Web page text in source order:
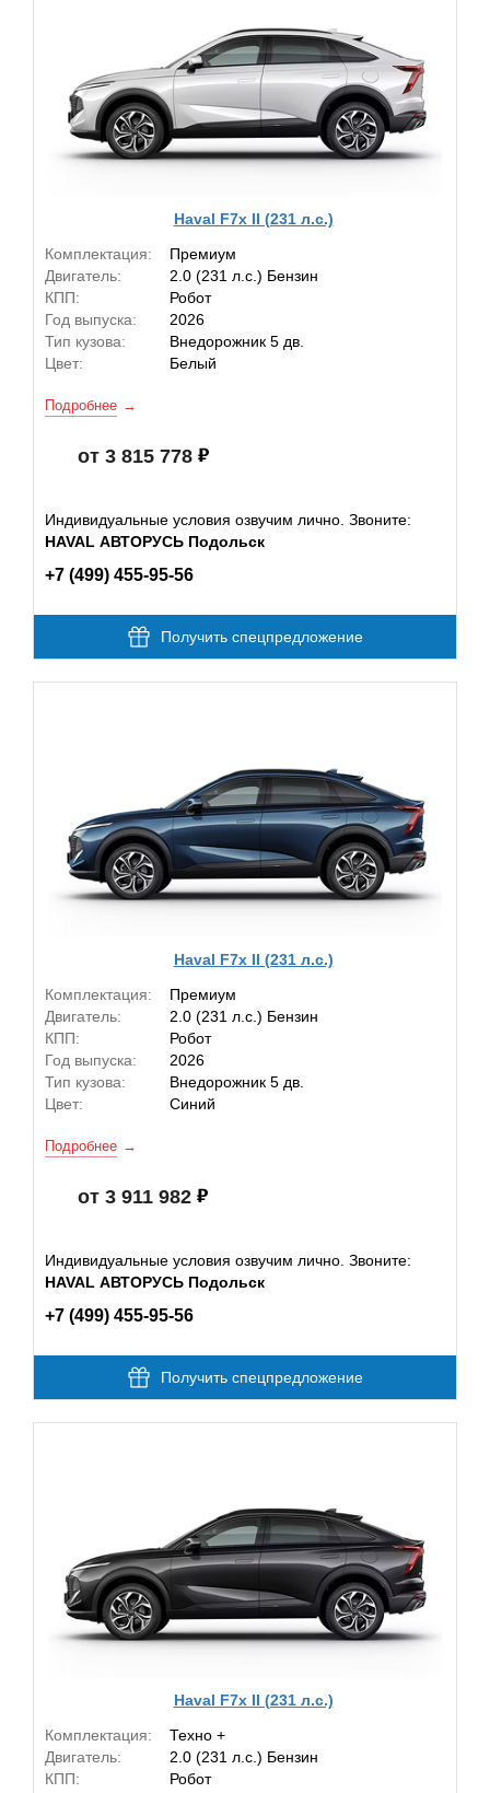
Haval F7x II (231 л.с.)
Комплектация:
Премиум
Двигатель:
2.0 (231 л.с.) Бензин
КПП:
Робот
Год выпуска:
2026
Тип кузова:
Внедорожник 5 дв.
Цвет:
Белый
Подробнее
от 3 815 778
Индивидуальные условия озвучим лично. Звоните:
HAVAL АВТОРУСЬ Подольск
+7 (499) 455-95-56
Получить спецпредложение
Haval F7x II (231 л.с.)
Комплектация:
Премиум
Двигатель:
2.0 (231 л.с.) Бензин
КПП:
Робот
Год выпуска:
2026
Тип кузова:
Внедорожник 5 дв.
Цвет:
Синий
Подробнее
от 3 911 982
Индивидуальные условия озвучим лично. Звоните:
HAVAL АВТОРУСЬ Подольск
+7 (499) 455-95-56
Получить спецпредложение
Haval F7x II (231 л.с.)
Комплектация:
Техно +
Двигатель:
2.0 (231 л.с.) Бензин
КПП:
Робот